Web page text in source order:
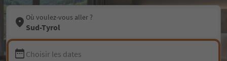
Où voulez-vous aller ?
Sud-Tyrol
Choisir les dates